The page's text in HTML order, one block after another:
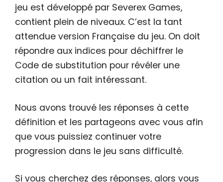
jeu est développé par Severex Games,
contient plein de niveaux. C’est la tant
attendue version Française du jeu. On doit
répondre aux indices pour déchiffrer le
Code de substitution pour révéler une
citation ou un fait intéressant.
Nous avons trouvé les réponses à cette
définition et les partageons avec vous afin
que vous puissiez continuer votre
progression dans le jeu sans difficulté.
Si vous cherchez des réponses, alors vous